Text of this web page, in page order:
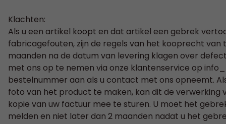
Klachten:
Als u een artikel koopt en dat artikel een gebrek
fabricagefouten, zijn de regels van het kooprecht van
maanden na de datum van levering klagen over
met ons op te nemen via onze klantenservice op
bestelnummer aan als u contact met ons opneemt.
foto van het product te maken, kan dit de verwerking
kopie van uw factuur mee te sturen. U moet het
melden en niet later dan 2 maanden nadat u het